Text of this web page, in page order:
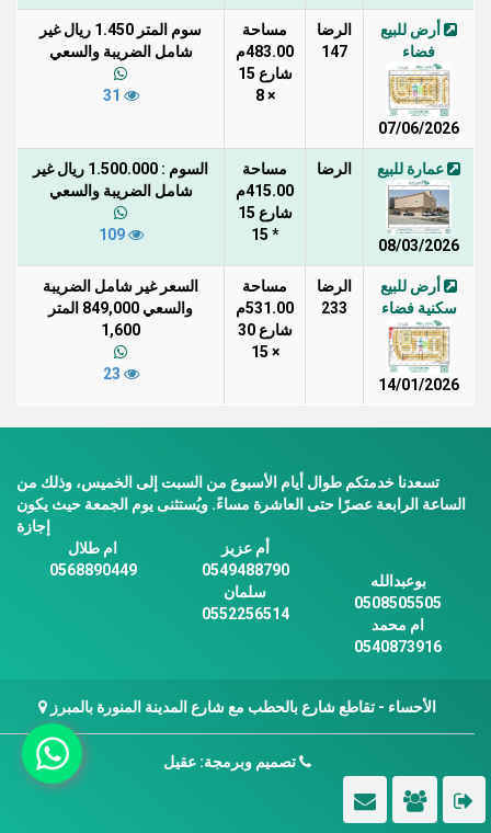
أرض للبيع
فضاء
07/06/2026
الرضا
147
مساحة
483.00م
شارع 15
× 8
سوم المتر 1.450 ريال غير
شامل الضريبة والسعي
عمارة للبيع
08/03/2026
الرضا
مساحة
415.00م
شارع 15
* 15
السوم : 1.500.000 ريال غير
شامل الضريبة والسعي
109
أرض للبيع
سكنية فضاء
14/01/2026
الرضا
233
مساحة
531.00م
شارع 30
× 15
السعر غير شامل الضريبة
والسعي 849,000 المتر
1,600
تسعدنا خدمتكم طوال أيام الأسبوع من السبت إلى الخميس، وذلك من
الساعة الرابعة عصرًا حتى العاشرة مساءً. ويُستثنى يوم الجمعة حيث يكون
إجازة
ام طلال
0568890449
أم عزيز
0549488790
سلمان
0552256514
بوعبدالله
0508505505
ام محمد
0540873916
الأحساء - تقاطع شارع بالحطب مع شارع المدينة المنورة بالمبرز